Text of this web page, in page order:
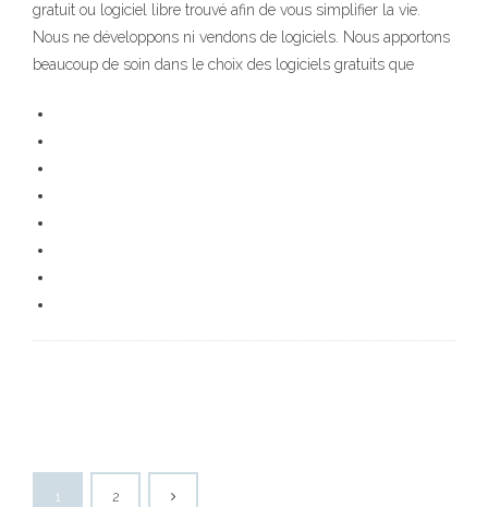
gratuit ou logiciel libre trouvé afin de vous simplifier la vie.
Nous ne développons ni vendons de logiciels. Nous apportons
beaucoup de soin dans le choix des logiciels gratuits que
1 2